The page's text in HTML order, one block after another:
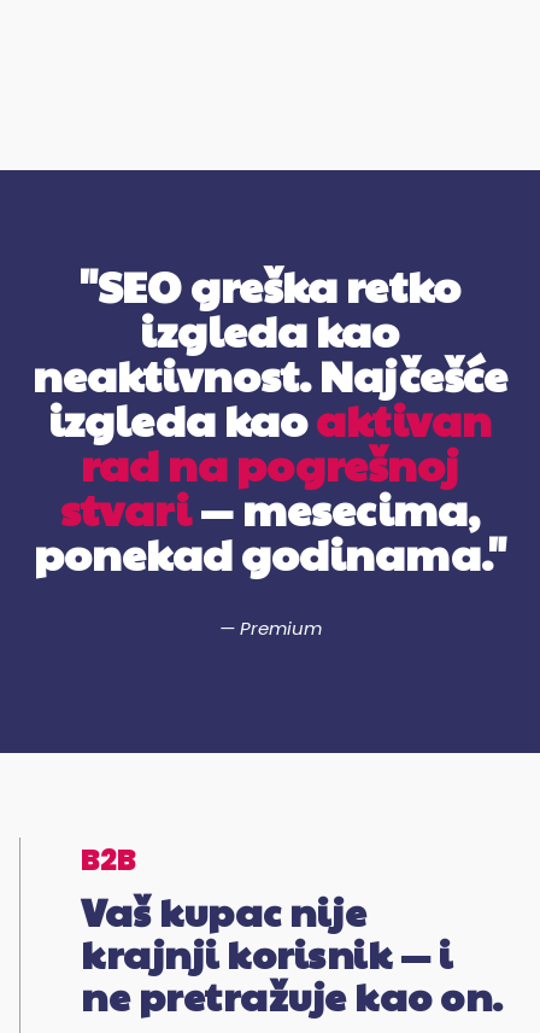
"SEO greška retko
izgleda kao
neaktivnost. Najčešće
izgleda kaoaktivan
rad na pogrešnoj
stvari— mesecima,
ponekad godinama."
— Premium
B2B
Vaš kupac nije
krajnji korisnik — i
ne pretražuje kao on.